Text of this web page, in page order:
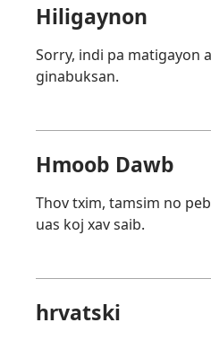
Hiligaynon
Sorry, indi pa matigayon
ginabuksan.
Hmoob Dawb
Thov txim, tamsim no
uas koj xav saib.
hrvatski